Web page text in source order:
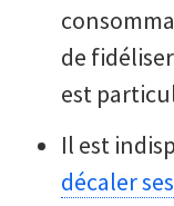
de
est
Il est
décaler